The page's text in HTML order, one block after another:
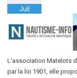
Juil
L’association Matelots
par la loi 1901, elle